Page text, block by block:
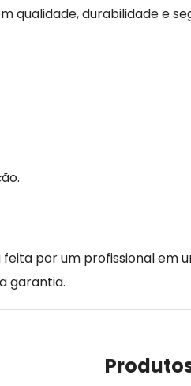
qualidade, durabilidade e
por um profissional em
garantia.